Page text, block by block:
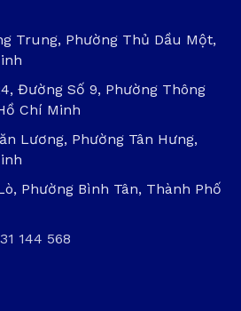
Trung, Phường Thủ Dầu Một,
Đường Số 9, Phường Thông
Chí Minh
Lương, Phường Tân Hưng,
Phường Bình Tân, Thành Phố
144 568